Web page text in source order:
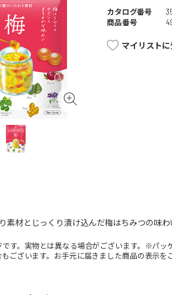
カタログ番号
商品番号
マイリスト
素材とじっくり漬け込んだ梅はちみつの味
す。実物とは異なる場合がございます。※パッ
ございます。お手元に届きました商品の表示を